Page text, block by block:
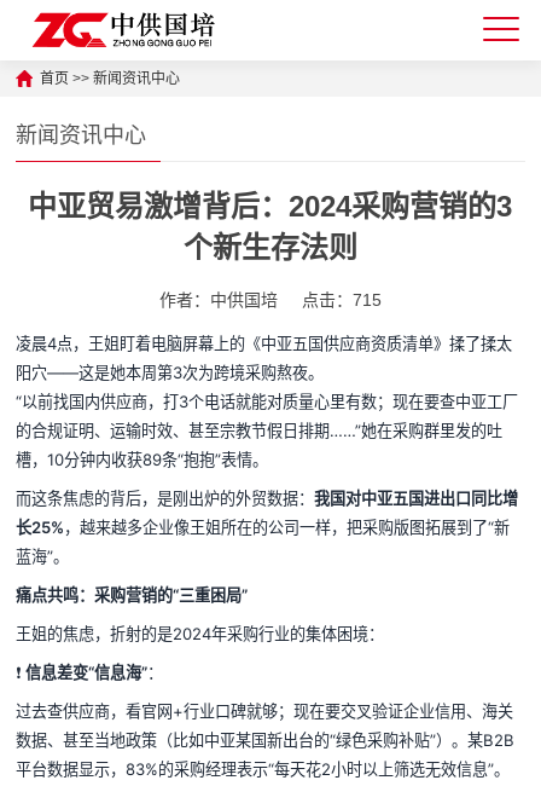
首页 >>新闻资讯中心
新闻资讯中心
中亚贸易激增背后：2024采购营销的3
个新生存法则
作者：中供国培 点击：715
凌晨4点，王姐盯着电脑屏幕上的《中亚五国供应商资质清单》揉了揉太
阳穴——这是她本周第3次为跨境采购熬夜。
“以前找国内供应商，打3个电话就能对质量心里有数；现在要查中亚工厂
的合规证明、运输时效、甚至宗教节假日排期……”她在采购群里发的吐
槽，10分钟内收获89条“抱抱”表情。
而这条焦虑的背后，是刚出炉的外贸数据：我国对中亚五国进出口同比增
长25%，越来越多企业像王姐所在的公司一样，把采购版图拓展到了“新
蓝海”。
痛点共鸣：采购营销的“三重困局”
王姐的焦虑，折射的是2024年采购行业的集体困境：
❗️信息差变“信息海”：
过去查供应商，看官网+行业口碑就够；现在要交叉验证企业信用、海关
数据、甚至当地政策（比如中亚某国新出台的“绿色采购补贴”）。某B2B
平台数据显示，83%的采购经理表示“每天花2小时以上筛选无效信息”。